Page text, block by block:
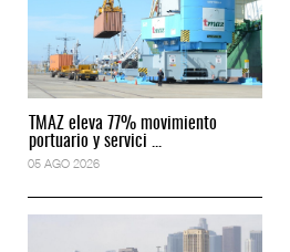
TMAZ eleva 77% movimiento
portuario y servici ...
05 AGO 2026
02 JUL 2026
SSA Marine México refuerza briga
...